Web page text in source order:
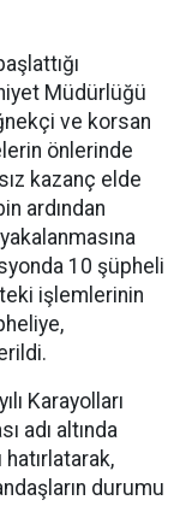
Müdürlüğü
ve korsan
önlerinde
kazanç elde
ardından
10 şüpheli
işlemlerinin
Karayolları
adı altında
hatırlatarak,
durumu